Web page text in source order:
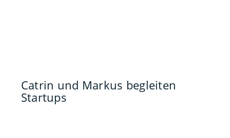
Catrin und Markus begleiten
Startups